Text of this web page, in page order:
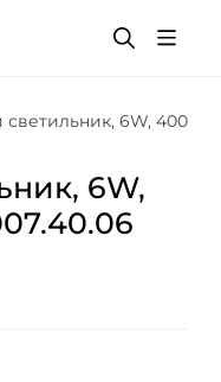
6W, 4000K
6W,